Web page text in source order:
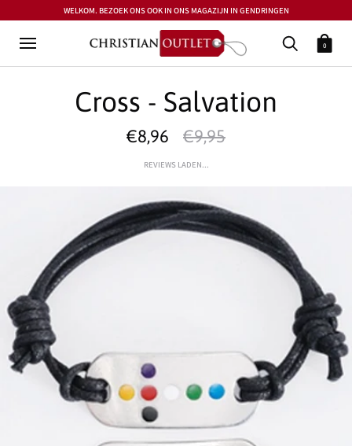
WELKOM. BEZOEK ONS OOK IN ONS MAGAZIJN IN GENDRINGEN
0
Cross - Salvation
€8,96 €9,95
REVIEWS LADEN...